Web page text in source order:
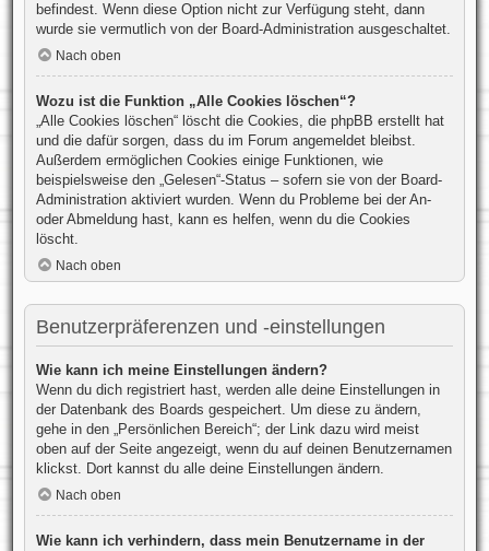
befindest. Wenn diese Option nicht zur Verfügung steht, dann
wurde sie vermutlich von der Board-Administration ausgeschaltet.
Nach oben
Wozu ist die Funktion „Alle Cookies löschen“?
„Alle Cookies löschen“ löscht die Cookies, die phpBB erstellt hat
und die dafür sorgen, dass du im Forum angemeldet bleibst.
Außerdem ermöglichen Cookies einige Funktionen, wie
beispielsweise den „Gelesen“-Status – sofern sie von der Board-
Administration aktiviert wurden. Wenn du Probleme bei der An-
oder Abmeldung hast, kann es helfen, wenn du die Cookies
löscht.
Nach oben
Benutzerpräferenzen und -einstellungen
Wie kann ich meine Einstellungen ändern?
Wenn du dich registriert hast, werden alle deine Einstellungen in
der Datenbank des Boards gespeichert. Um diese zu ändern,
gehe in den „Persönlichen Bereich“; der Link dazu wird meist
oben auf der Seite angezeigt, wenn du auf deinen Benutzernamen
klickst. Dort kannst du alle deine Einstellungen ändern.
Nach oben
Wie kann ich verhindern, dass mein Benutzername in der